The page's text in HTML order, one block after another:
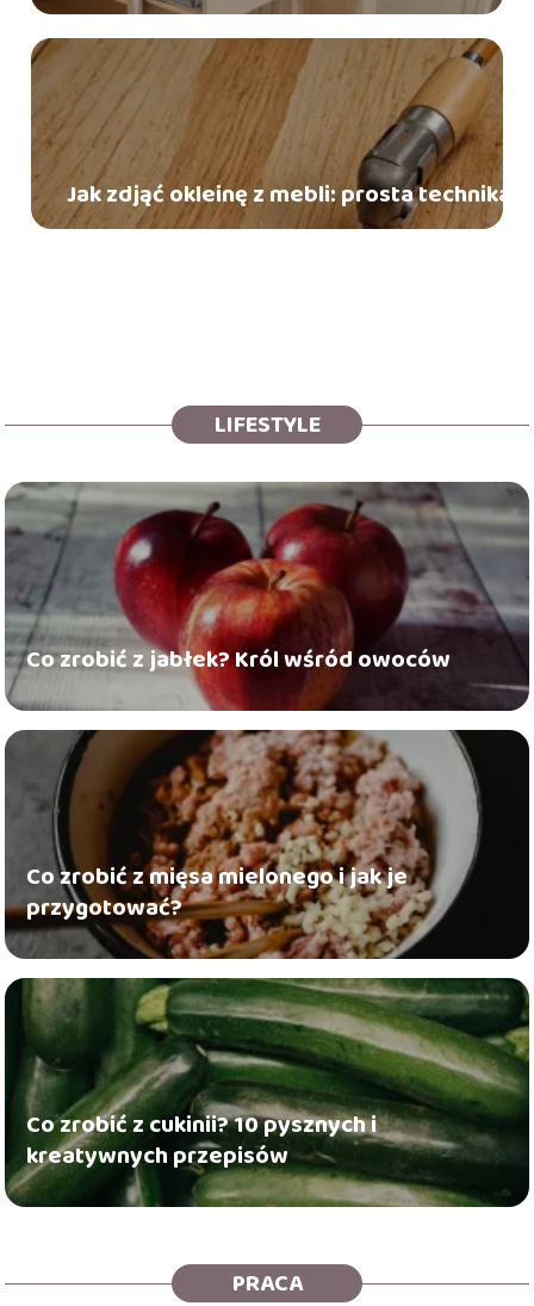
Jak zdjąć okleinę z mebli: prosta technika
LIFESTYLE
Co zrobić z jabłek? Król wśród owoców
Co zrobić z mięsa mielonego i jak je
przygotować?
Co zrobić z cukinii? 10 pysznych i
kreatywnych przepisów
PRACA